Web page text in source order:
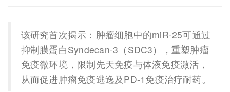
该研究首次揭示：肿瘤细胞中的miR-25可通过
抑制膜蛋白Syndecan-3（SDC3），重塑肿瘤
免疫微环境，限制先天免疫与体液免疫激活，
从而促进肿瘤免疫逃逸及PD-1免疫治疗耐药。